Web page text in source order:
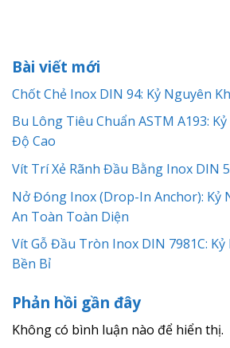
Bài viết mới
Chốt Chẻ Inox DIN 94: Kỷ Nguyên
Bu Lông Tiêu Chuẩn ASTM A193:
Độ Cao
Vít Trí Xẻ Rãnh Đầu Bằng Inox DIN
Nở Đóng Inox (Drop-In Anchor): Kỷ
An Toàn Toàn Diện
Vít Gỗ Đầu Tròn Inox DIN 7981C:
Bền Bỉ
Phản hồi gần đây
Không có bình luận nào để hiển thị.